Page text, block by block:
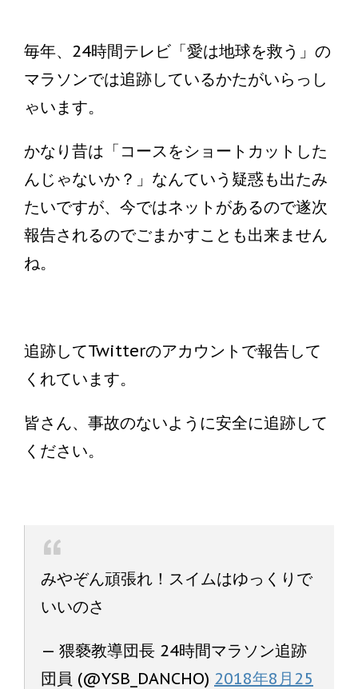
毎年、24時間テレビ「愛は地球を救う」の
マラソンでは追跡しているかたがいらっし
ゃいます。
かなり昔は「コースをショートカットした
んじゃないか？」なんていう疑惑も出たみ
たいですが、今ではネットがあるので遂次
報告されるのでごまかすことも出来ません
ね。
追跡してTwitterのアカウントで報告して
くれています。
皆さん、事故のないように安全に追跡して
ください。
みやぞん頑張れ！スイムはゆっくりで
いいのさ
— 猥褻教導団長 24時間マラソン追跡
団員 (@YSB_DANCHO) 2018年8月25